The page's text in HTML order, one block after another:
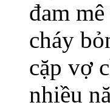
đam
cháy
cặp vợ
nhiều